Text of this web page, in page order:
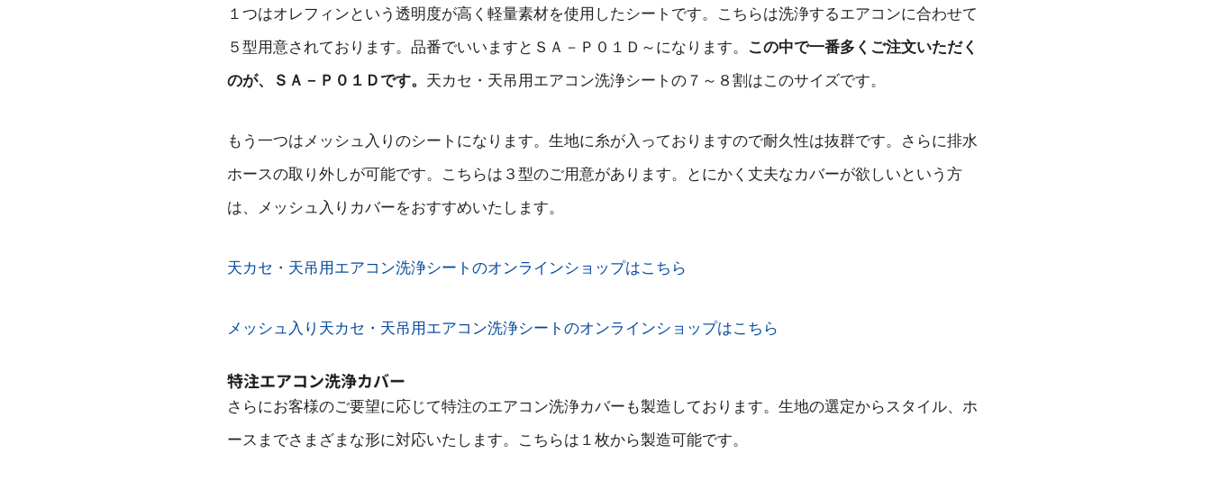
１つはオレフィンという透明度が高く軽量素材を使用したシートです。こちらは洗浄するエアコンに合わせて
５型用意されております。品番でいいますとＳＡ－Ｐ０１Ｄ～になります。 この中で一番多くご注文いただく
のが、ＳＡ－Ｐ０１Ｄです。 天カセ・天吊用エアコン洗浄シートの７～８割はこのサイズです。
もう一つはメッシュ入りのシートになります。生地に糸が入っておりますので耐久性は抜群です。さらに排水
ホースの取り外しが可能です。こちらは３型のご用意があります。とにかく丈夫なカバーが欲しいという方
は、メッシュ入りカバーをおすすめいたします。
天カセ・天吊用エアコン洗浄シートのオンラインショップはこちら
メッシュ入り天カセ・天吊用エアコン洗浄シートのオンラインショップはこちら
特注エアコン洗浄カバー
さらにお客様のご要望に応じて特注のエアコン洗浄カバーも製造しております。生地の選定からスタイル、ホ
ースまでさまざまな形に対応いたします。こちらは１枚から製造可能です。